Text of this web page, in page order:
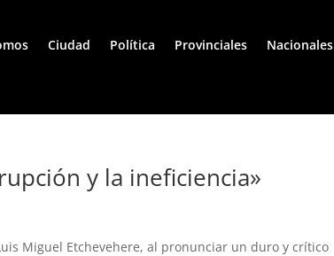
Ciudad Política Provinciales Nacionales
y la ineficiencia»
Miguel Etchevehere, al pronunciar un duro y crítico